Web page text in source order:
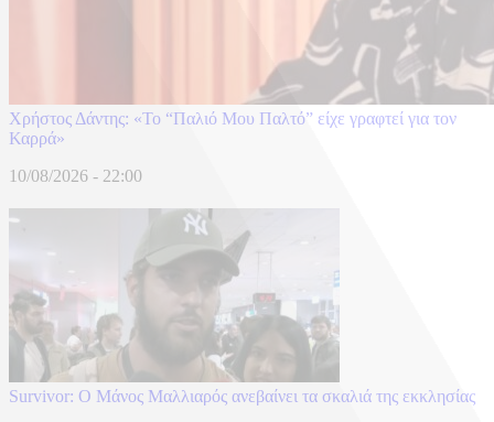
Χρήστος Δάντης: «Το “Παλιό Μου Παλτό” είχε γραφτεί για τον
Καρρά»
10/08/2026 - 22:00
Survivor: Ο Μάνος Μαλλιαρός ανεβαίνει τα σκαλιά της εκκλησίας